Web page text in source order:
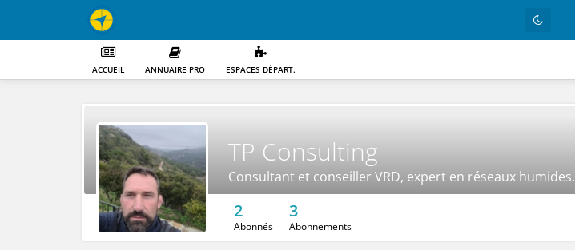
ACCUEIL ANNUAIRE PRO ESPACES DÉPART.
TP Consulting
Consultant et conseiller VRD, expert en réseaux humides.
2
Abonnés
3
Abonnements